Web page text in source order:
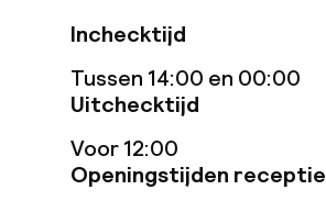
Eet- en drinkgelegenheden
Bar
Inchecktijd
Tussen 14:00 en 00:00
Uitchecktijd
Voor 12:00
Openingstijden receptie